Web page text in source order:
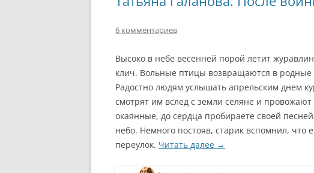
6 комментариев
Высоко в небе весенней порой летит
клич. Вольные птицы возвращаются в родные
Радостно людям услышать апрельским днем
смотрят им вслед с земли селяне и
окаянные, до сердца пробираете своей
небо. Немного постояв, старик вспомнил, что
переулок. Читать далее →